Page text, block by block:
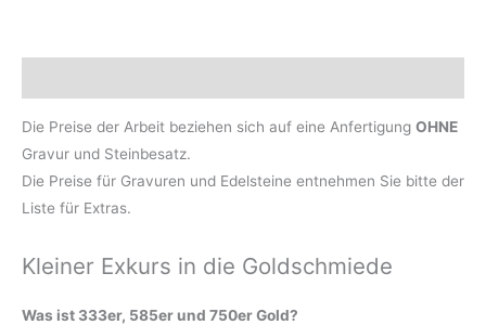
Die Preise der Arbeit beziehen sich auf eine Anfertigung OHNE
Gravur und Steinbesatz.
Die Preise für Gravuren und Edelsteine entnehmen Sie bitte der
Liste für Extras.
Kleiner Exkurs in die Goldschmiede
Was ist 333er, 585er und 750er Gold?